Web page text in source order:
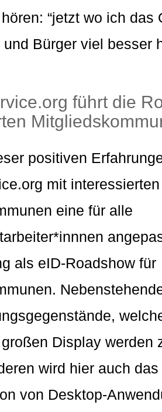
“jetzt wo ich
Bürger viel besser
führt die
positiven
mit interessierten
eine für alle
als eID-Roadshow für
Display
wird hier auch
von Desktop-